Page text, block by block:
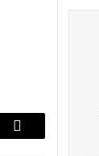
Email